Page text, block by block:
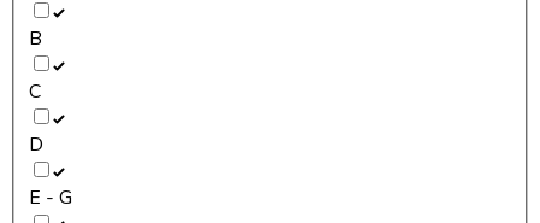
B
C
D
E - G